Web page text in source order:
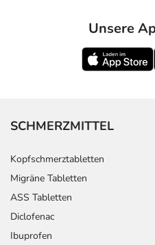
Unsere
SCHMERZMITTEL
Kopfschmerztabletten
Migräne Tabletten
ASS Tabletten
Diclofenac
Ibuprofen